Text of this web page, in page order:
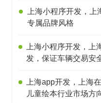
上海小程序开发，
专属品牌风格
上海小程序开发，
发，保证车辆交易安
上海app开发，上海
儿童绘本行业市场方